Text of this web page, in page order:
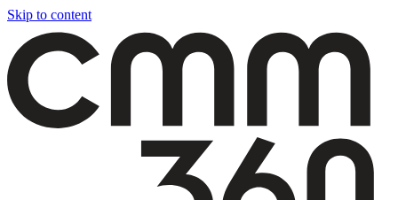
Skip to content